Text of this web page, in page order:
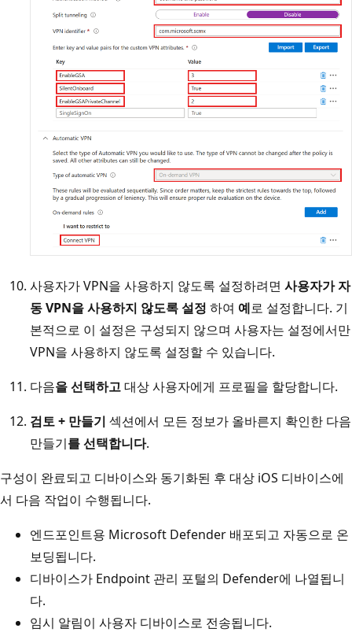
사용자가 VPN을 사용하지 않도록 설정하려면 사용자가 자
동 VPN을 사용하지 않도록 설정 하여 예로 설정합니다. 기
본적으로 이 설정은 구성되지 않으며 사용자는 설정에서만
VPN을 사용하지 않도록 설정할 수 있습니다.
다음을 선택하고대상 사용자에게 프로필을 할당합니다.
검토 + 만들기 섹션에서 모든 정보가 올바른지 확인한 다음
만들기를 선택합니다.
구성이 완료되고 디바이스와 동기화된 후 대상 iOS 디바이스에
서 다음 작업이 수행됩니다.
엔드포인트용 Microsoft Defender 배포되고 자동으로 온
보딩됩니다.
디바이스가 Endpoint 관리 포털의 Defender에 나열됩니
다.
임시 알림이 사용자 디바이스로 전송됩니다.